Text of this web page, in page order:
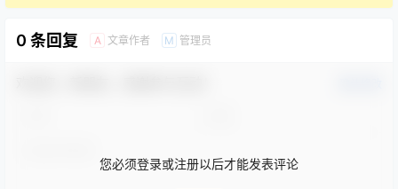
0 条回复 A 文章作者 M 管理员
您必须登录或注册以后才能发表评论